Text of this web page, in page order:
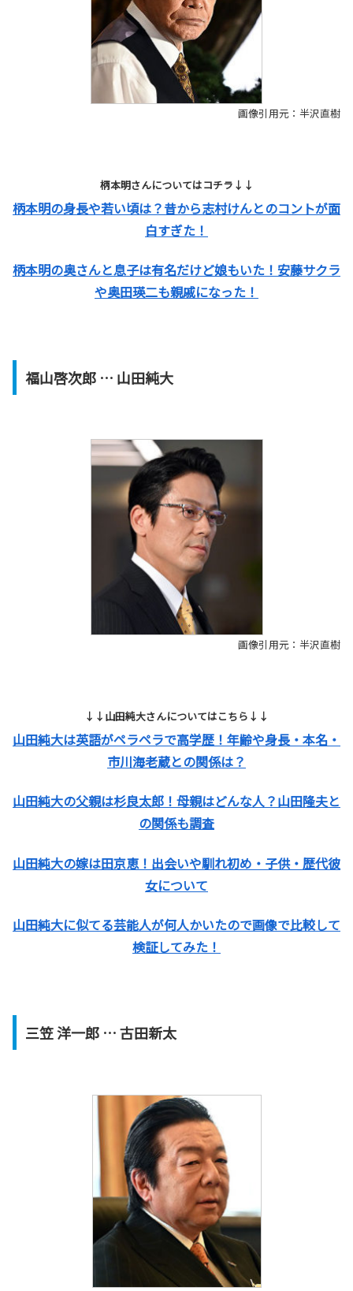
画像引用元：半沢直樹
柄本明さんについてはコチラ↓↓
柄本明の身長や若い頃は？昔から志村けんとのコントが面
白すぎた！
柄本明の奥さんと息子は有名だけど娘もいた！安藤サクラ
や奥田瑛二も親戚になった！
福山啓次郎 … 山田純大
画像引用元：半沢直樹
↓↓山田純大さんについてはこちら↓↓
山田純大は英語がペラペラで高学歴！年齢や身長・本名・
市川海老蔵との関係は？
山田純大の父親は杉良太郎！母親はどんな人？山田隆夫と
の関係も調査
山田純大の嫁は田京恵！出会いや馴れ初め・子供・歴代彼
女について
山田純大に似てる芸能人が何人かいたので画像で比較して
検証してみた！
三笠 洋一郎 … 古田新太